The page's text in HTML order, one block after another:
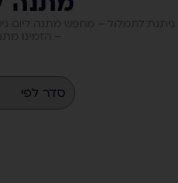
ניתנת לתמלול – מחפש מתנה ליום
– הזמינו